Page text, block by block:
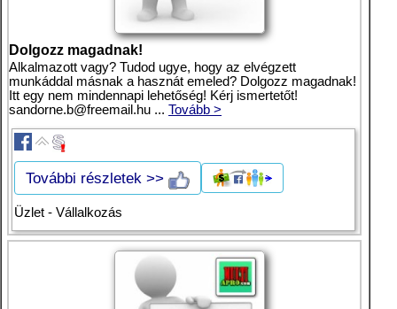
Dolgozz magadnak!
Alkalmazott vagy? Tudod ugye, hogy az elvégzett
munkáddal másnak a hasznát emeled? Dolgozz magadnak!
Itt egy nem mindennapi lehetőség! Kérj ismertetőt!
sandorne.b@freemail.hu ... Tovább >
További részletek >>
Üzlet - Vállalkozás